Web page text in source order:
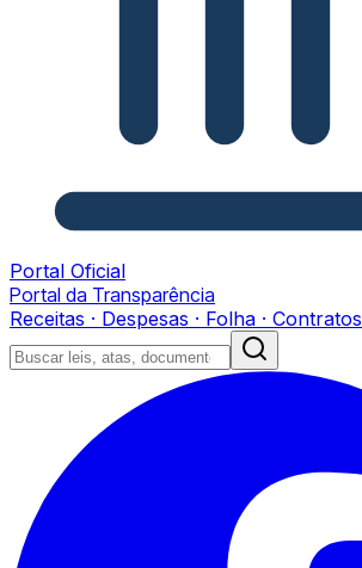
Portal Oficial
Portal da Transparência
Receitas · Despesas · Folha · Contratos